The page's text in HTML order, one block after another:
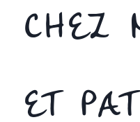
CHEZ
ET